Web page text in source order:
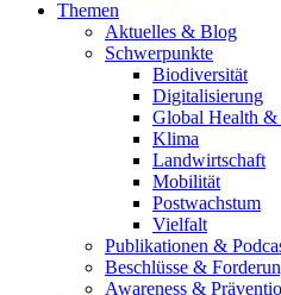
Themen
Aktuelles & Blog
Schwerpunkte
Biodiversität
Digitalisierung
Global Health
Klima
Landwirtschaft
Mobilität
Postwachstum
Vielfalt
Publikationen &
Beschlüsse &
Awareness &